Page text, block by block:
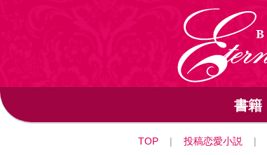
書籍
TOP | 投稿恋愛小説 |